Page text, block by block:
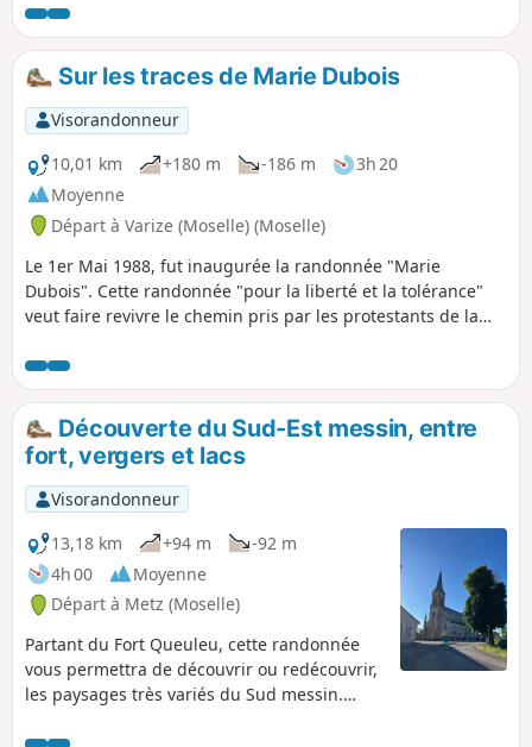
une randonnée idéale pour se dépayser tout en étant
encore au cœur de l’agglomération ; vous pourrez
notamment apprécier le silence qui y règne ainsi qu'une
grande variété d'essences d'arbres. Lieu historique, vous
pourrez également découvrir tout au long du parcours des
panneaux explicatifs à propos de cette ancienne zone
militaire.
Sur les traces de Marie Dubois
Visorandonneur
10,01 km
+180 m -186 m
3h 20
Moyenne
Départ à Varize (Moselle) (Moselle)
Le 1er Mai 1988, fut inaugurée la randonnée "Marie
Dubois". Cette randonnée "pour la liberté et la tolérance"
veut faire revivre le chemin pris par les protestants de la
à Ludweiler (Sarre). Nous ne parcourons qu'un petit tronçon
de ces chemins dans les forêts de Landonvillers et de
Courcelles-Chaussy.
Découverte du Sud-Est messin, entre
fort, vergers et lacs
Visorandonneur
13,18 km
+94 m
-92 m
4h 00
Moyenne
Départ à Metz (Moselle)
Partant du Fort Queuleu, cette randonnée
vous permettra de découvrir ou redécouvrir,
les paysages très variés du Sud messin.